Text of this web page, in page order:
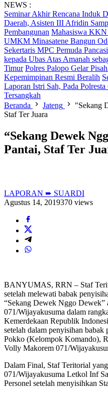
NEWS :
Seminar Akhir Rencana Induk
Daerah, Asisten III Afridin
Pembangunan Mahasiswa KKN
UMKM Minasatene Bangun
Sekertaris MPC Pemuda
kepada Ubas Atas Amanah
Timur Polres Palopo Gelar
Kepemimpinan Resmi Beralih
Laporan Istri Sah, Pada
Tersangkah
Beranda
Jateng
"Sekang
Staf Ter Juara
“Sekang Dewek
Pantai, Staf Ter
LAPORAN ➨ SUARDI
Agustus 14, 2019370 views
BANYUMAS, RRN – Staf
setelah melewati babak
“Sekang Dewek Nggo Dewek”
071/Wijayakusuma dalam
Kemerdekaan Republik
setelah dalam penyisihan
Pokko (Kelompok Komando),
Volly Makorem 071/
Dalam Final, Staf Teritorial
071/Wijayakusuma Letkol Inf
Personel setelah menyisihkan